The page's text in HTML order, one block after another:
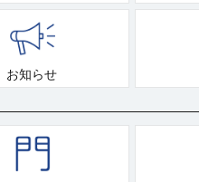
お知らせ